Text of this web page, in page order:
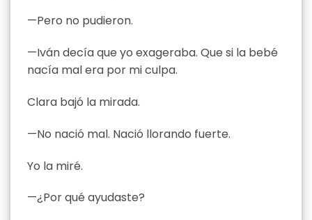
—Pero no pudieron.
—Iván decía que yo exageraba. Que si la bebé
nacía mal era por mi culpa.
Clara bajó la mirada.
—No nació mal. Nació llorando fuerte.
Yo la miré.
—¿Por qué ayudaste?